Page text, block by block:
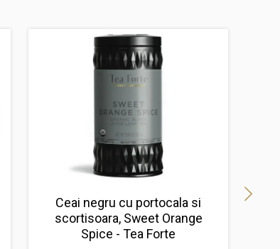
Ceai negru cu portocala si
scortisoara, Sweet Orange
Spice - Tea Forte